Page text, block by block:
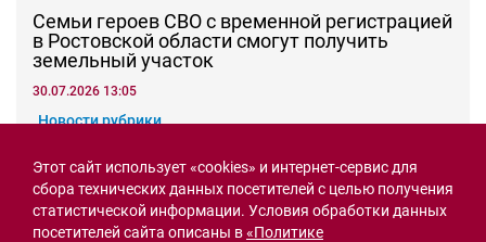
Семьи героев СВО с временной регистрацией
в Ростовской области смогут получить
земельный участок
30.07.2026 13:05
Новости рубрики
Острая ситуация
Этот сайт использует «cookies» и интернет-сервис для
сбора технических данных посетителей с целью получения
статистической информации. Условия обработки данных
посетителей сайта описаны в«Политике